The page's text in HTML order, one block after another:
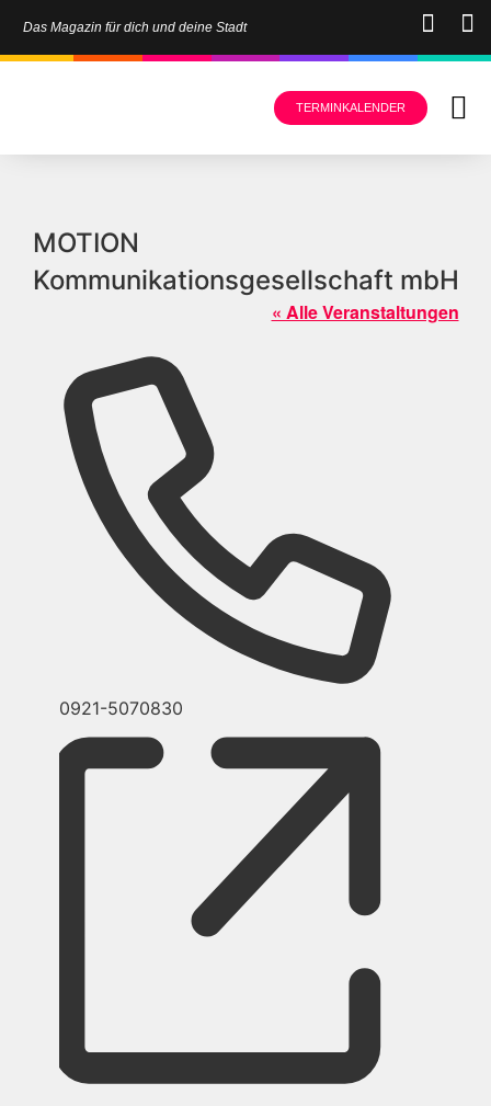
Das Magazin für dich und deine Stadt
TERMINKALENDER
MOTION
Kommunikationsgesellschaft mbH
« Alle Veranstaltungen
Telefon
0921-5070830